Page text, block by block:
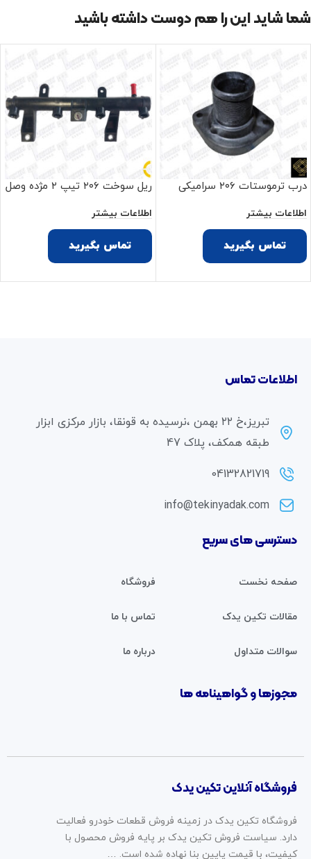
شما شاید این را هم دوست داشته باشید
درب ترموستات ۲۰۶ سرامیکی
اطلاعات بیشتر
تماس بگیرید
ریل سوخت ۲۰۶ تیپ ۲ مژده وصل
اطلاعات بیشتر
تماس بگیرید
اطلاعات تماس
تبریز،خ ۲۲ بهمن ،نرسیده به قونقا، بازار مرکزی ابزار
طبقه همکف، پلاک 47
04132821719
info@tekinyadak.com
دسترسی های سریع
صفحه نخست فروشگاه
مقالات تکین یدک تماس با ما
سوالات متداول درباره ما
مجوزها و گواهینامه ها
فروشگاه آنلاین تکین یدک
فروشگاه تکین یدک در زمینه فروش قطعات خودرو فعالیت
دارد. سیاست فروش تکین یدک بر پایه فروش محصول با
کیفیت، با قیمت پایین بنا نهاده شده است. …